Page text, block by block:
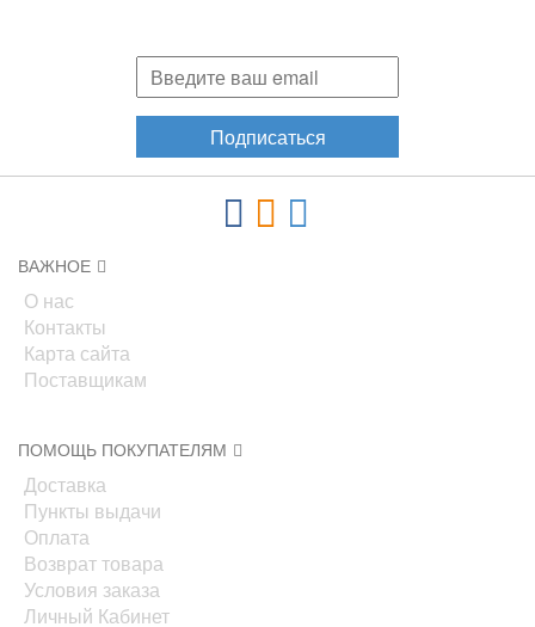
Подписаться
ВАЖНОЕ
О нас
Контакты
Карта сайта
Поставщикам
ПОМОЩЬ ПОКУПАТЕЛЯМ
Доставка
Пункты выдачи
Оплата
Возврат товара
Условия заказа
Личный Кабинет